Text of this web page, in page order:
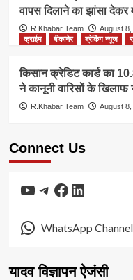
वापस दिलाने का झांसा
R.Khabar Team
August 8,
क्राईम
बीकानेर ब्रेकिंग न्यूज
किसान क्रेडिट कार्ड का
ने कानूनी वारिसों के
R.Khabar Team August 8,
Connect Us
YouTube
Telegram
Facebook
LinkedIn
WhatsApp Channel
यादव विज्ञापन ऐजंसी